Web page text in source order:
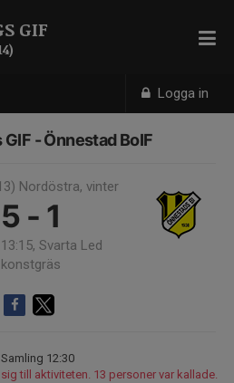
Logga in
GIF
- Önnestad BoIF
Nordöstra, vinter
5 - 1
Svarta Led
konstgräs
Samling 12:30
till aktiviteten. 13 personer var kallade.